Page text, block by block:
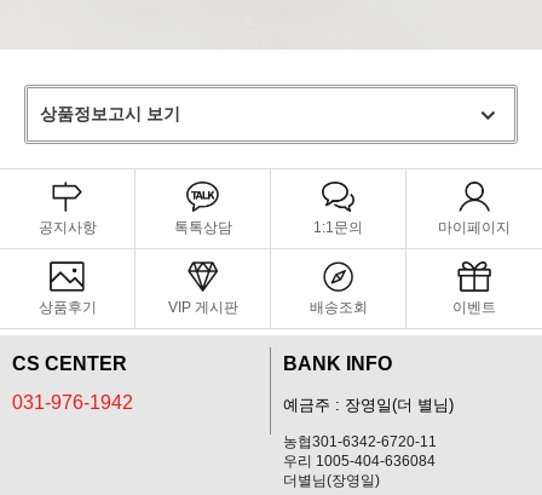
상품정보고시 보기
공지사항 톡톡상담 1:1문의 마이페이지
상품후기 VIP 게시판 배송조회 이벤트
CS CENTER
031-976-1942
BANK INFO
예금주 : 장영일(더 별님)
농협301-6342-6720-11
우리 1005-404-636084
더별님(장영일)